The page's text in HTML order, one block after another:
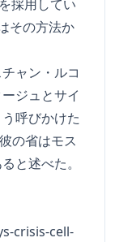
採用してい
その方法か
ャン・ルコ
ジュとサイ
呼びかけた
の省はモス
と述べた。
crisis-cell-